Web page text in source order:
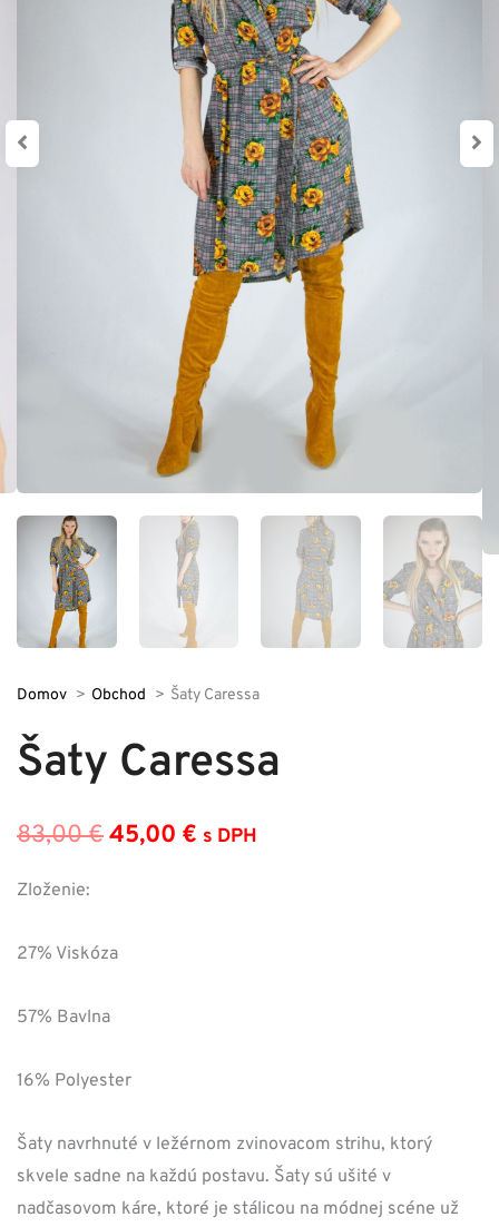
Domov Obchod Šaty Caressa
Šaty Caressa
83,00€Pôvodná
45,00 € Aktuálna
s DPH
Zloženie:
27% Viskóza
57% Bavlna
16% Polyester
Šaty navrhnuté v ležérnom zvinovacom strihu, ktorý
skvele sadne na každú postavu. Šaty sú ušité v
nadčasovom káre, ktoré je stálicou na módnej scéne už